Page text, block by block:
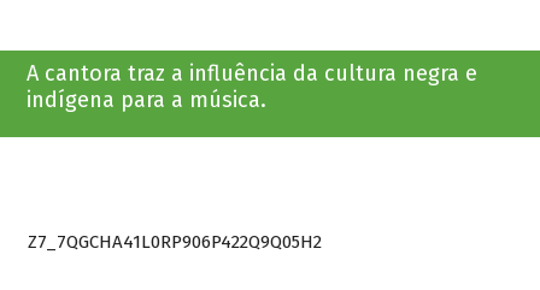
A cantora traz a influência da cultura negra e
indígena para a música.
Z7_7QGCHA41L0RP906P422Q9Q05H2